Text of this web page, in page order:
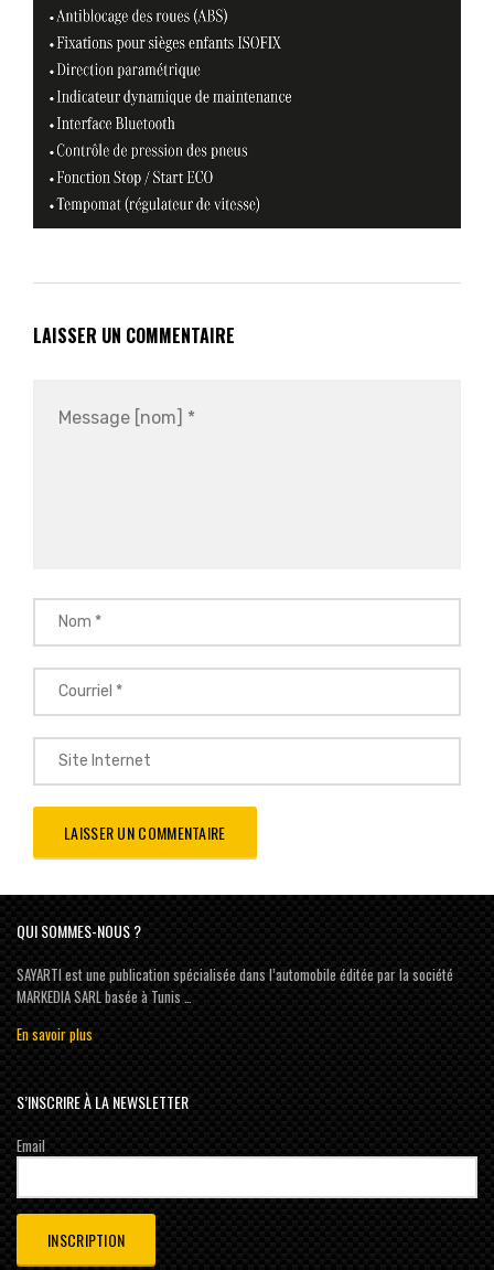
LAISSER UN COMMENTAIRE
QUI SOMMES-NOUS ?
SAYARTI est une publication spécialisée dans l’automobile éditée par la société
MARKEDIA SARL basée à Tunis …
En savoir plus
S’INSCRIRE À LA NEWSLETTER
Email